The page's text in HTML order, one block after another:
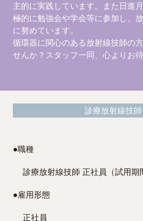
主的に実践しています。また日進
極的に勉強会や学会等に参加し、
に努めています。
循環器に関心のある放射線技師の
せんか？スタッフ一同、心よりお
診療放射線技
●職種
診療放射線技師 正社員（試用期
●雇用形態
正社員